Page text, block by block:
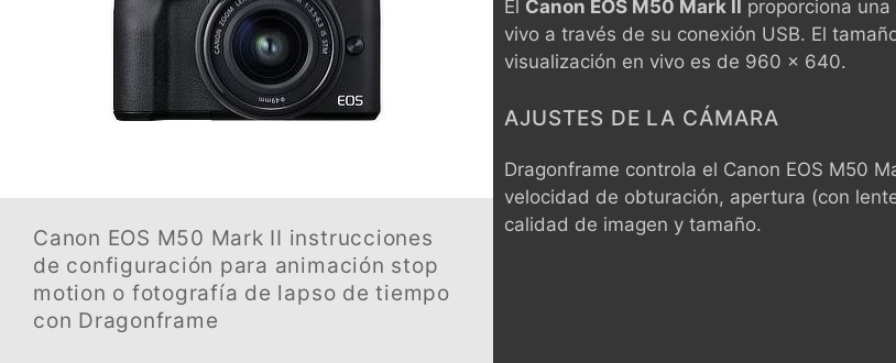
Canon EOS M50 Mark II instrucciones
de configuración para animación stop
motion o fotografía de lapso de tiempo
con Dragonframe
Él Canon EOS M50 Mark II proporciona
vivo a través de su conexión USB. El
visualización en vivo es de 960 x 640.
AJUSTES DE LA CÁMARA
Dragonframe controla el Canon EOS M50
velocidad de obturación, apertura (con
calidad de imagen y tamaño.